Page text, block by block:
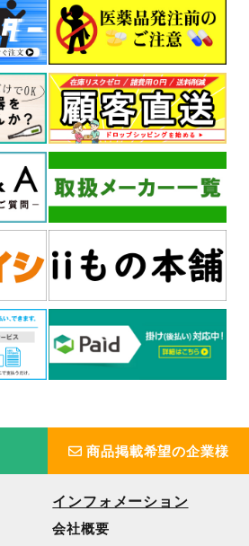
商品掲載希望の企業様
インフォメーション
会社概要